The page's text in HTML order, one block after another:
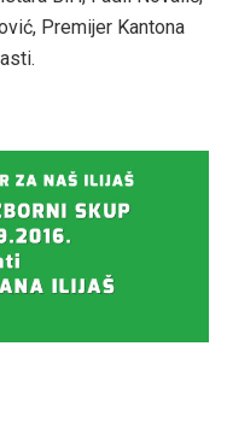
Premijer Kantona